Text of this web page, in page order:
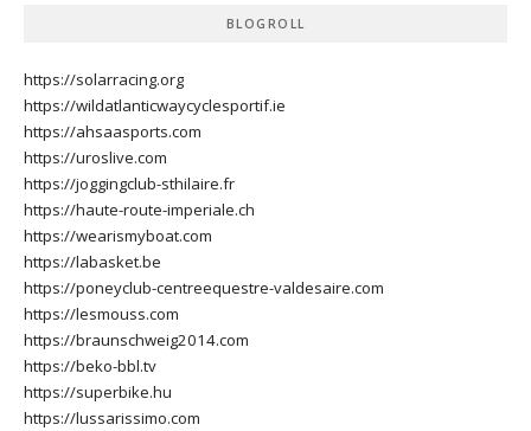
BLOGROLL
https://solarracing.org
https://wildatlanticwaycyclesportif.ie
https://ahsaasports.com
https://uroslive.com
https://joggingclub-sthilaire.fr
https://haute-route-imperiale.ch
https://wearismyboat.com
https://labasket.be
https://poneyclub-centreequestre-valdesaire.com
https://lesmouss.com
https://braunschweig2014.com
https://beko-bbl.tv
https://superbike.hu
https://lussarissimo.com